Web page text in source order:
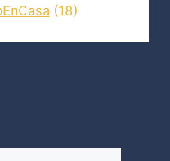
(18)